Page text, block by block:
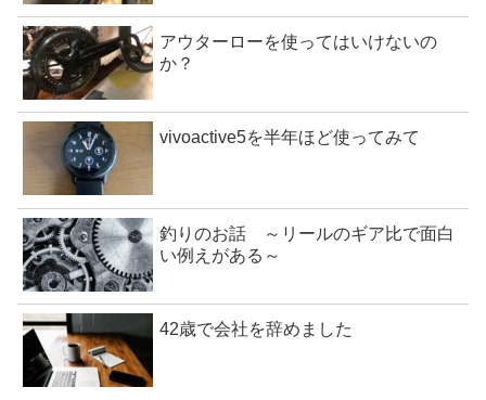
アウターローを使ってはいけないの
か？
vivoactive5を半年ほど使ってみて
釣りのお話 ～リールのギア比で面白
い例えがある～
42歳で会社を辞めました